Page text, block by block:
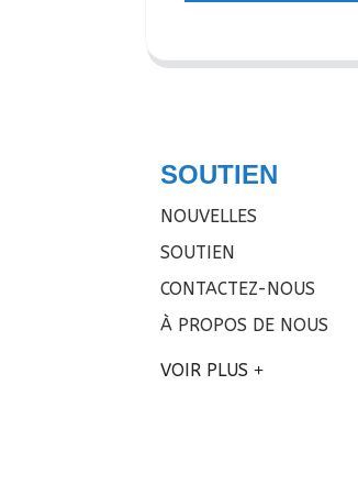
SOUTIEN
NOUVELLES
SOUTIEN
CONTACTEZ-NOUS
À PROPOS DE NOUS
VOIR PLUS